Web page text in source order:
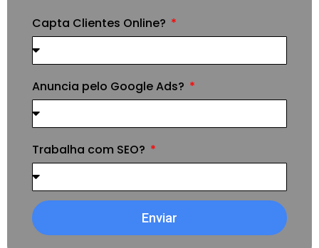
Capta Clientes Online?
Anuncia pelo Google Ads?
Trabalha com SEO?
Enviar